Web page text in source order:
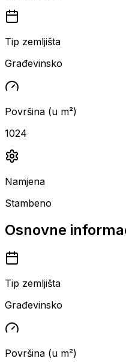
Tip zemljišta
Građevinsko
Površina (u m²)
1024
Namjena
Stambeno
Osnovne
Tip zemljišta
Građevinsko
Površina (u m²)